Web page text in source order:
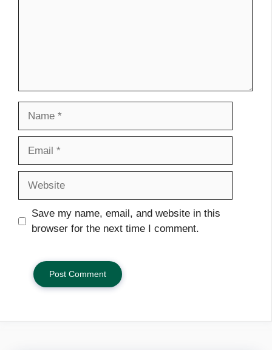
Save my name, email, and website in this
browser for the next time I comment.